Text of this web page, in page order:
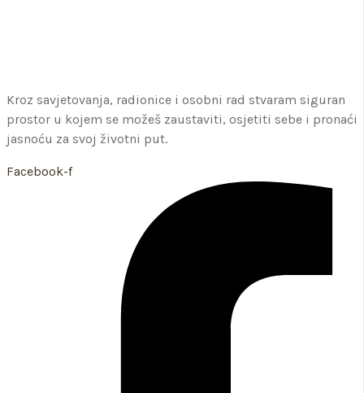
Kroz savjetovanja, radionice i osobni rad stvaram siguran
prostor u kojem se možeš zaustaviti, osjetiti sebe i pronaći
jasnoću za svoj životni put.
Facebook-f